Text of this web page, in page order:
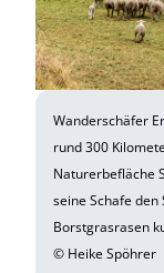
Wanderschäfer
rund 300
Naturerbefläche
seine Schafe
Borstgrasrasen
© Heike Spöhrer